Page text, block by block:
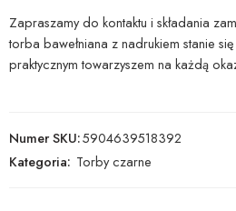
Zapraszamy do kontaktu i składania
torba bawełniana z nadrukiem stanie
praktycznym towarzyszem na każdą
Numer SKU:5904639518392
Kategoria: Torby czarne